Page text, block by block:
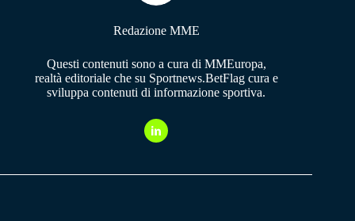
Redazione MME
Questi contenuti sono a cura di MMEuropa,
realtà editoriale che su Sportnews.BetFlag cura e
sviluppa contenuti di informazione sportiva.